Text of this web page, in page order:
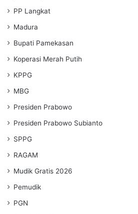
PP Langkat
Madura
Bupati Pamekasan
Koperasi Merah Putih
KPPG
MBG
Presiden Prabowo
Presiden Prabowo Subianto
SPPG
RAGAM
Mudik Gratis 2026
Pemudik
PGN